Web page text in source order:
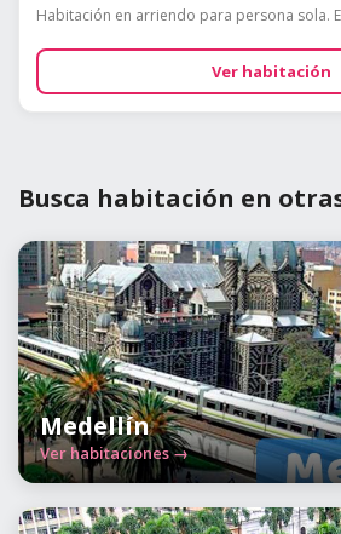
Habitación en arriendo para persona sola.
Ver habitación
Busca habitación en
Medellín
Ver habitaciones →